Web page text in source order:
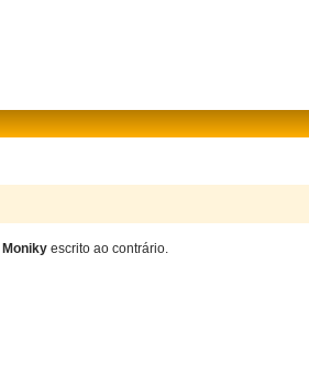
Moniky escrito ao contrário.